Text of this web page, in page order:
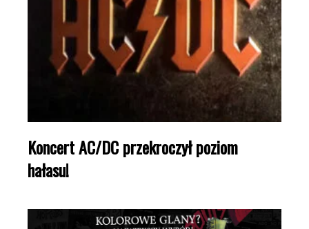
Koncert AC/DC przekroczył poziom
hałasu!